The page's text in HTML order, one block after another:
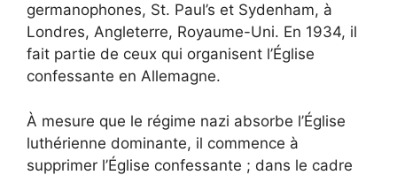
germanophones, St. Paul’s et Sydenham, à
Londres, Angleterre, Royaume-Uni. En 1934, il
fait partie de ceux qui organisent l’Église
confessante en Allemagne.
À mesure que le régime nazi absorbe l’Église
luthérienne dominante, il commence à
supprimer l’Église confessante ; dans le cadre